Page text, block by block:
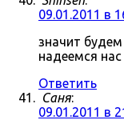
09.01.2011 в
значит
надеемся
Ответить
Саня:
09.01.2011 в